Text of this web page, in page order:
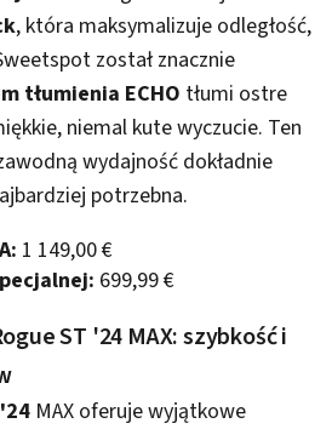
, która maksymalizuje odległość,
został znacznie
tłumienia ECHO tłumi ostre
niemal kute wyczucie. Ten
wydajność dokładnie
potrzebna.
1 149,00 €
699,99 €
ST '24 MAX: szybkość i
MAX oferuje wyjątkowe